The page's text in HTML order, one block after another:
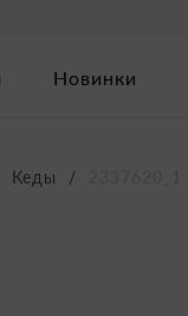
Новинки
Кеды